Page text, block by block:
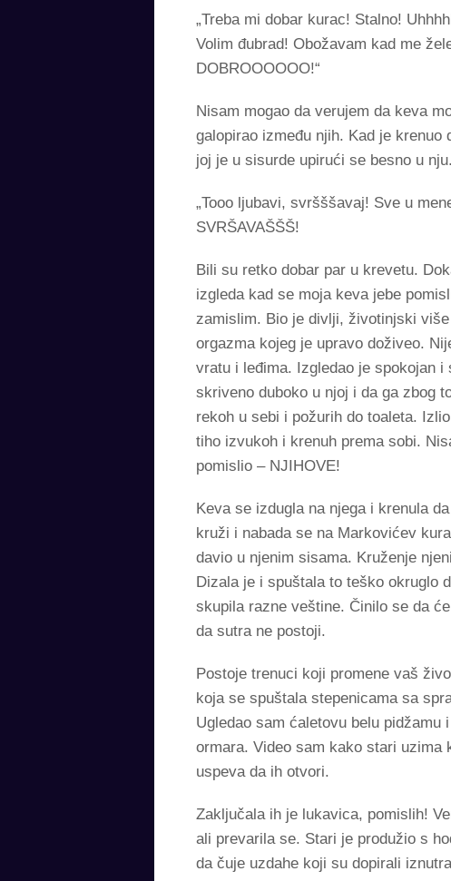
„Treba mi dobar kurac! Stalno!
Volim đubrad! Obožavam kad me
DOBROOOOOO!“
Nisam mogao da verujem da keva
galopirao između njih. Kad je
joj je u sisurde upirući se besno u
„Tooo ljubavi, svršššavaj! Sve u
SVRŠAVAŠŠŠ!
Bili su retko dobar par u krevetu.
izgleda kad se moja keva jebe
zamislim. Bio je divlji, životinjski
orgazma kojeg je upravo doživeo.
vratu i leđima. Izgledao je spokojan
skriveno duboko u njoj i da ga zbog
rekoh u sebi i požurih do toaleta.
tiho izvukoh i krenuh prema sobi.
pomislio – NJIHOVE!
Keva se izdugla na njega i krenula
kruži i nabada se na Markovićev
davio u njenim sisama. Kruženje
Dizala je i spuštala to teško okruglo
skupila razne veštine. Činilo se da
da sutra ne postoji.
Postoje trenuci koji promene vaš
koja se spuštala stepenicama sa
Ugledao sam ćaletovu belu
ormara. Video sam kako stari uzima
uspeva da ih otvori.
Zaključala ih je lukavica, pomislih!
ali prevarila se. Stari je produžio s
da čuje uzdahe koji su dopirali